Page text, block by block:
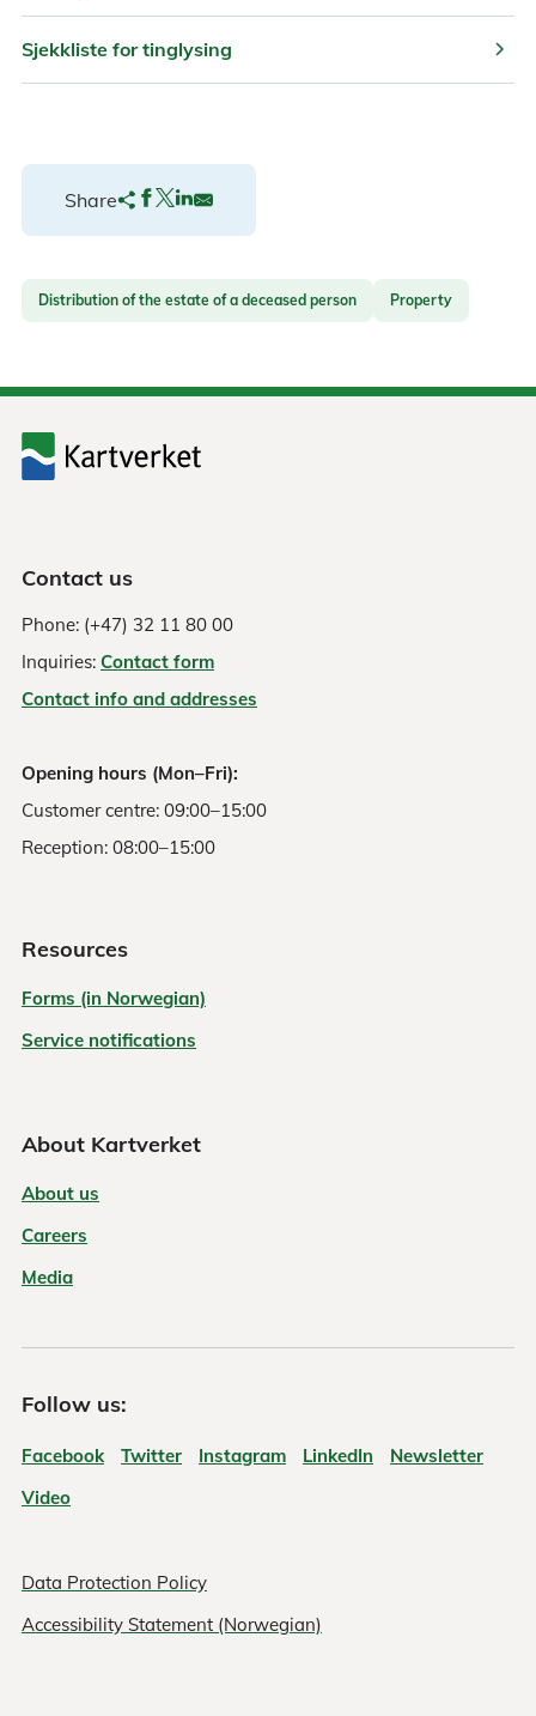
Sjekkliste for tinglysing chevron_right
Share
Distribution of the estate of a deceased person Property
Contact us
Phone: (+47) 32 11 80 00
Inquiries: Contact form
Contact info and addresses
Opening hours (Mon–Fri):
Customer centre: 09:00–15:00
Reception: 08:00–15:00
Resources
Forms (in Norwegian)
Service notifications
About Kartverket
About us
Careers
Media
Follow us:
Facebook Twitter Instagram LinkedIn
Newsletter
Video
Data Protection Policy
Accessibility Statement (Norwegian)